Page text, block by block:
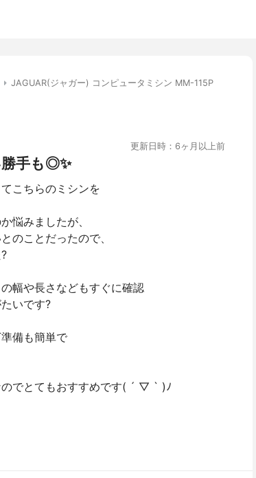
JAGUAR(ジャガー) コンピュータミシン MM-115P
更新日時：6ヶ月以上前
手も◎✨
こちらのミシンを
悩みましたが、
のことだったので、
幅や長さなどもすぐに確認
いです?
備も簡単で
でとてもおすすめです( ´ ▽ ` )ﾉ